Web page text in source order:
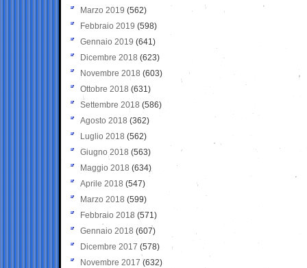
Marzo 2019 (562)
Febbraio 2019 (598)
Gennaio 2019 (641)
Dicembre 2018 (623)
Novembre 2018 (603)
Ottobre 2018 (631)
Settembre 2018 (586)
Agosto 2018 (362)
Luglio 2018 (562)
Giugno 2018 (563)
Maggio 2018 (634)
Aprile 2018 (547)
Marzo 2018 (599)
Febbraio 2018 (571)
Gennaio 2018 (607)
Dicembre 2017 (578)
Novembre 2017 (632)